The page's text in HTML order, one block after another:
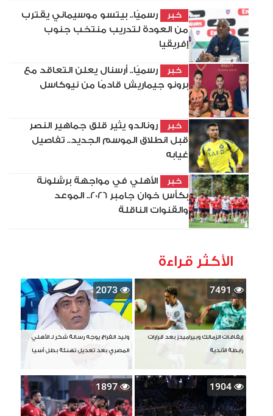
خبر
رسميًا.. بيتسو موسيماني يقترب
من العودة لتدريب منتخب جنوب
إفريقيا
خبر
رسميًا.. أرسنال يعلن التعاقد مع
برونو جيماريش قادمًا من نيوكاسل
خبر
رونالدو يثير قلق جماهير النصر
قبل انطلاق الموسم الجديد.. تفاصيل
غيابه
خبر
الأهلي في مواجهة برشلونة
بكأس خوان جامبر 2026.. الموعد
والقنوات الناقلة
الأكثر قراءة
7491
إيقافات الزمالك وبيراميدز بعد قرارات
رابطة الأندية
2073
وليد الفراج يوجه رسالة شكر لـ الأهلي
المصري بعد تعديل تهنئة بطل آسيا
1904
1897